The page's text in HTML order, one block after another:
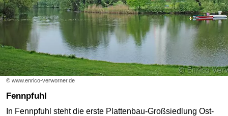
© www.enrico-verworner.de
Fennpfuhl
In Fennpfuhl steht die erste Plattenbau-Großsiedlung Ost-